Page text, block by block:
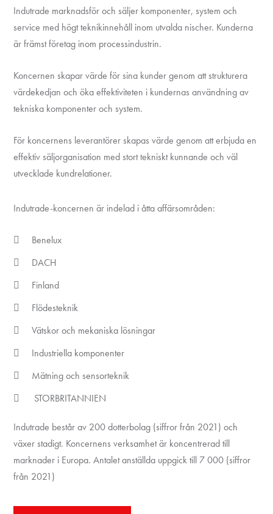
Indutrade marknadsför och säljer komponenter, system och
service med högt teknikinnehåll inom utvalda nischer. Kunderna
är främst företag inom processindustrin.
Koncernen skapar värde för sina kunder genom att strukturera
värdekedjan och öka effektiviteten i kundernas användning av
tekniska komponenter och system.
För koncernens leverantörer skapas värde genom att erbjuda en
effektiv säljorganisation med stort tekniskt kunnande och väl
utvecklade kundrelationer.
Indutrade-koncernen är indelad i åtta affärsområden:
Benelux
DACH
Finland
Flödesteknik
Vätskor och mekaniska lösningar
Industriella komponenter
Mätning och sensorteknik
STORBRITANNIEN
Indutrade består av 200 dotterbolag (siffror från 2021) och
växer stadigt. Koncernens verksamhet är koncentrerad till
marknader i Europa. Antalet anställda uppgick till 7 000 (siffror
från 2021)